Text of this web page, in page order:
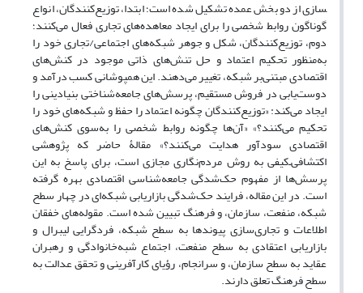
سازی از دو بخش عمده تشکیل شده است؛ ابتدا، توزیع‌کنندگان، انواع
گوناگون روابط شخصی را برای ایجاد معاهده‌های تجاری فعال می‌کنند؛
دوم، توزیع‌کنندگان، شکل و جوهر شبکه‌های اجتماعی/تجاری خود را
به‌منظور تحکیم اعتماد و حل تنش‌های ذاتی موجود در کنش‌های
اقتصادی مبتنی‌بر شبکه، تغییر می‌دهند. این همپوشانی کسب درآمد و
دوست‌یابی در فروش مستقیم، پرسش‌های جامعه‌شناختی بنیادینی را
ایجاد می‌کند: «توزیع‌کنندگان چگونه اعتماد را حفظ و شبکه‌های خود را
تحکیم می‌کنند؟» «آن‌ها چگونه روابط شخصی را به‌سوی کنش‌های
اقتصادی سودآور هدایت می‌کنند؟» مقالۀ حاضر که پژوهشی
اکتشافی‌ـ‌کیفی به روش مرد‌م‌نگاری مجازی است، برای پاسخ به این
پرسش‌‌ها از مفهوم حک‌شدگی جامعه‌شناسی اقتصادی بهره گرفته
است. در این مقاله، فرایند حک‌شدگی بازاریابی شبکه‌ای در چهار سطح
شبکه، منفعت، سازمان، و فرهنگ تبیین شده است. مقوله‌های خفقان
اطلاعات و تجاری‌سازی پیوندها به سطح شبکه، فردگرایی لیبرال و
بازاریابی اعتقادی به سطح منفعت، اجتماع شبه‌خانوادگی و رهبران
عقاید به سطح سازمان، و سرانجام، رؤیای کارآفرینی و تحقق عدالت به
سطح فرهنگ تعلق دارند.